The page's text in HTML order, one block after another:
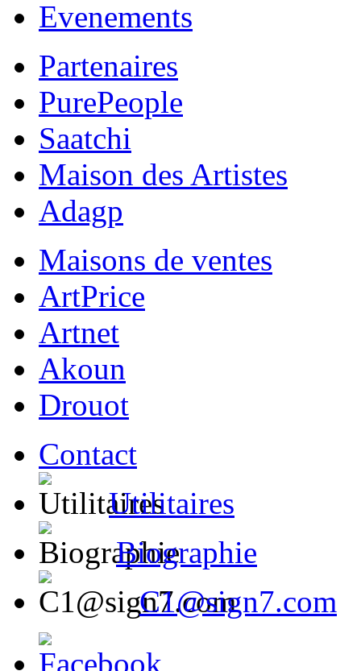
Evenements
Partenaires
PurePeople
Saatchi
Maison des Artistes
Adagp
Maisons de ventes
ArtPrice
Artnet
Akoun
Drouot
Contact
Utilitaires
Biographie
C1@sign7.com